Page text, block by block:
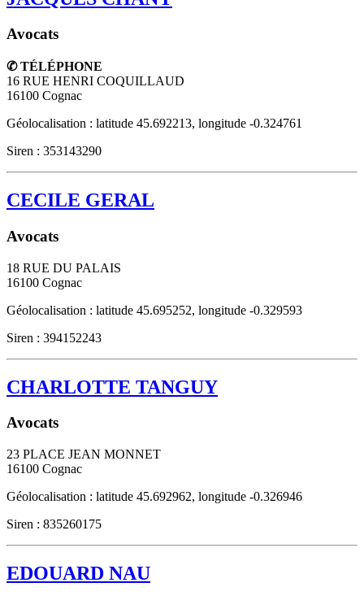
Avocats
✆ TÉLÉPHONE
16 RUE HENRI COQUILLAUD
16100 Cognac
Géolocalisation : latitude 45.692213, longitude -0.324761
Siren : 353143290
CECILE GERAL
Avocats
18 RUE DU PALAIS
16100 Cognac
Géolocalisation : latitude 45.695252, longitude -0.329593
Siren : 394152243
CHARLOTTE TANGUY
Avocats
23 PLACE JEAN MONNET
16100 Cognac
Géolocalisation : latitude 45.692962, longitude -0.326946
Siren : 835260175
EDOUARD NAU